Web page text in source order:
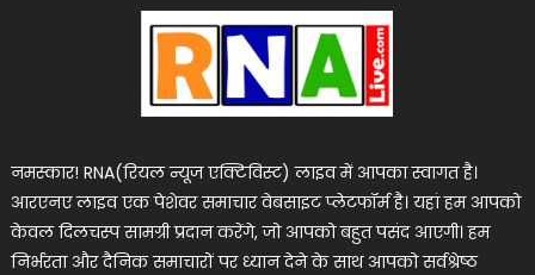
नमस्कार! RNA(रियल न्यूज एक्टिविस्ट) लाइव में आपका स्वागत है।
आरएनए लाइव एक पेशेवर समाचार वेबसाइट प्लेटफॉर्म है। यहां हम आपको
केवल दिलचस्प सामग्री प्रदान करेंगे, जो आपको बहुत पसंद आएगी। हम
निर्भरता और दैनिक समाचारों पर ध्यान देने के साथ आपको सर्वश्रेष्ठ